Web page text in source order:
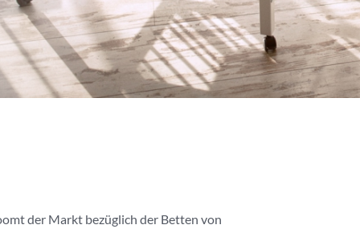
der Markt bezüglich der Betten von